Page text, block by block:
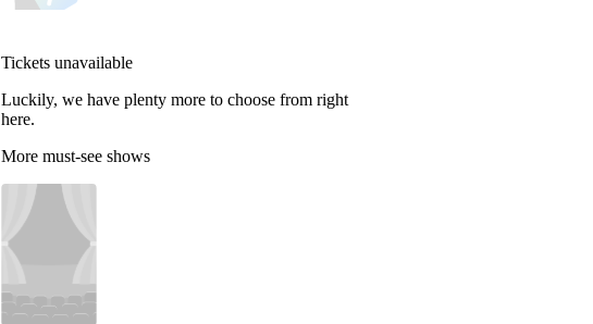
Tickets unavailable
Luckily, we have plenty more to choose from right
here.
More must-see shows